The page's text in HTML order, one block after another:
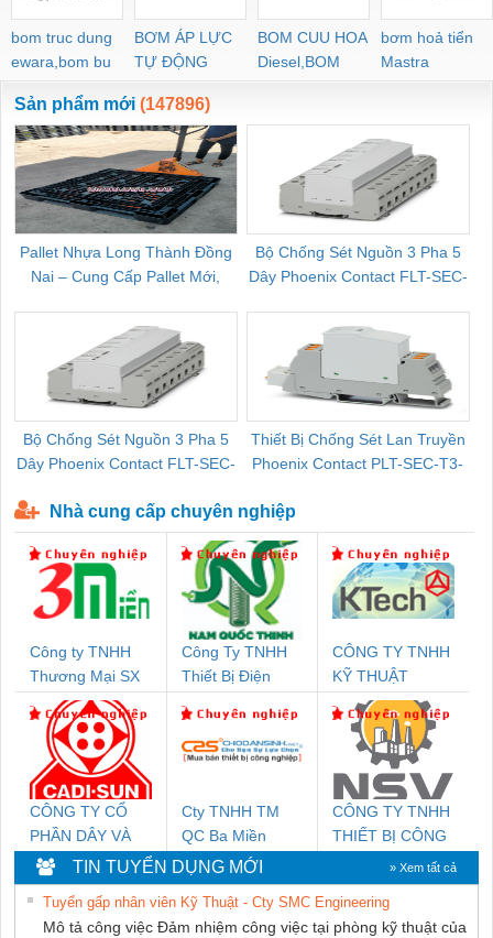
bom truc dung
ewara,bom bu
ewara
BƠM ÁP LỰC
TỰ ĐỘNG
BOM CUU HOA
Diesel,BOM
CHUA CHAY
bơm hoả tiển
Mastra
Sản phẩm mới (147896)
Pallet Nhựa Long Thành Đồng
Nai – Cung Cấp Pallet Mới,
Bộ Chống Sét Nguồn 3 Pha 5
Dây Phoenix Contact FLT-SEC-
Bộ Chống Sét Nguồn 3 Pha 5
Dây Phoenix Contact FLT-SEC-
Thiết Bị Chống Sét Lan Truyền
Phoenix Contact PLT-SEC-T3-
Nhà cung cấp chuyên nghiệp
Công ty TNHH
Thương Mại SX
Ba Miền
Công Ty TNHH
Thiết Bị Điện
CÔNG TY TNHH
KỸ THUẬT
KTECH VIỆT
NAM
CÔNG TY CỔ
PHẦN DÂY VÀ
CÁP ĐIỆN
THƯỢNG ĐÌNH
Cty TNHH TM
QC Ba Miền
CÔNG TY TNHH
THIẾT BỊ CÔNG
NGHIỆP NIHON
SETSUBI VIỆT
NAM
TIN TUYỂN DỤNG MỚI » Xem tất cả
Tuyển gấp nhân viên Kỹ Thuật - Cty SMC Engineering
Mô tả công việc Đảm nhiệm công việc tại phòng kỹ thuật của